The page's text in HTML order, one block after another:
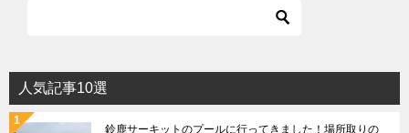
人気記事10選
鈴鹿サーキットのプールに行ってきました！場所取りの